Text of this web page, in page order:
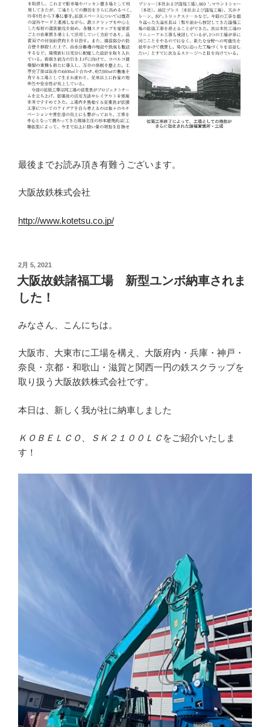
最後までお読み頂き有難うございます。
大阪故鉄株式会社
http://www.kotetsu.co.jp/
投
稿
日:
2月 5, 2021
大阪故鉄諸福工場 新型ユンボ納車されま
した！
みなさん、こんにちは。
大阪市、大東市に工場を構え、大阪府内・兵庫・神戸・
奈良・京都・和歌山・滋賀と関西一円の鉄スクラップを
取り扱う大阪故鉄株式会社です。
本日は、新しく我が社に納車しました
ＫＯＢＥＬＣＯ、ＳＫ２１００ＬＣをご紹介いたしま
す！